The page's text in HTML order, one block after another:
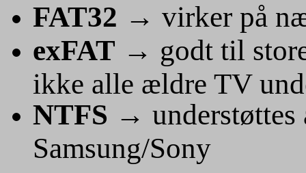
FAT32 → virker på
exFAT → godt til
ikke alle ældre TV
NTFS → understøttes
Samsung/Sony